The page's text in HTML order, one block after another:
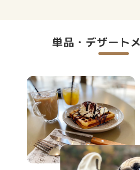
単品・デザート